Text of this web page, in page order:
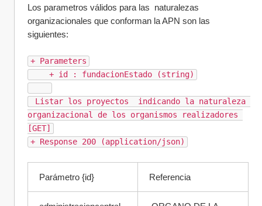
Los parametros válidos para las  naturalezas
organizacionales que conforman la APN son las
siguientes:
+ Parameters
    + id : fundacionEstado (string)
Listar los proyectos  indicando la naturaleza
organizacional de los organismos realizadores
[GET]
+ Response 200 (application/json)
Parámetro {id} Referencia